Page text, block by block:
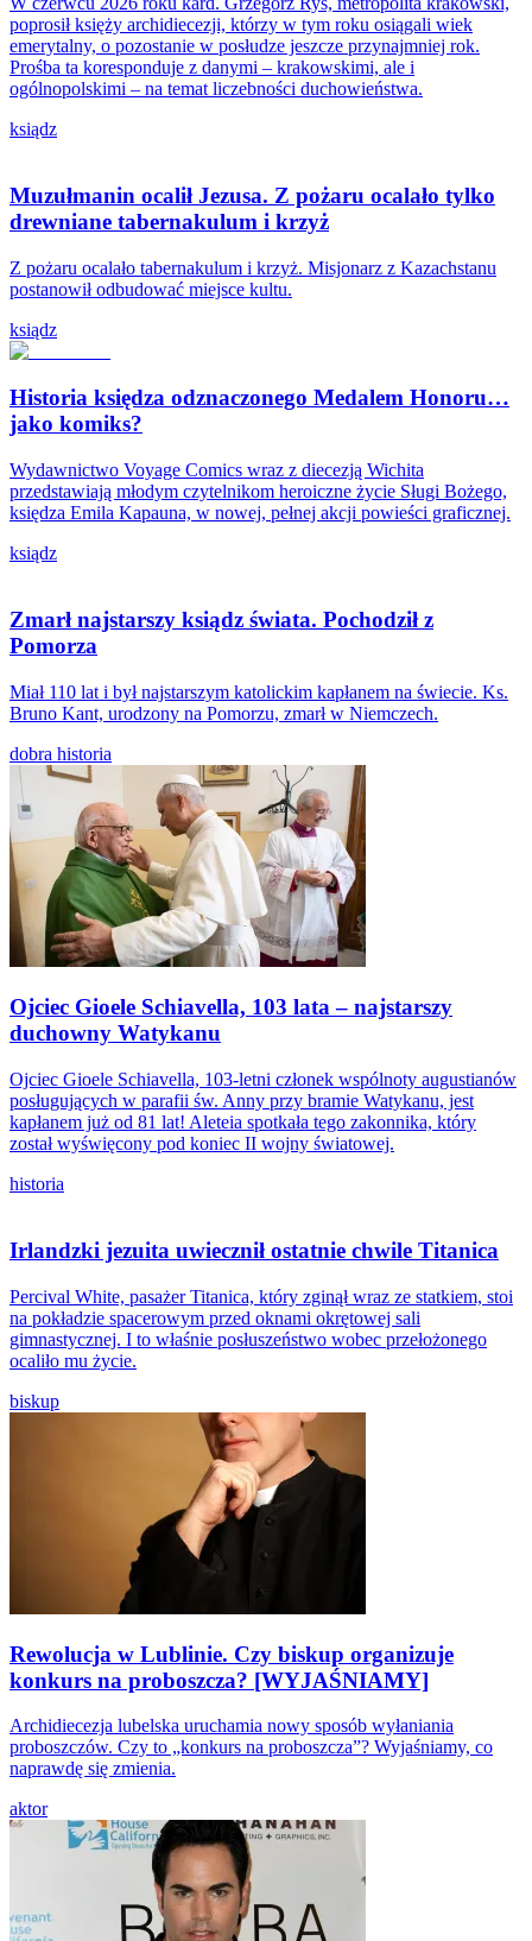
poprosił księży archidiecezji, którzy w tym roku osiągali wiek
emerytalny, o pozostanie w posłudze jeszcze przynajmniej rok.
Prośba ta koresponduje z danymi – krakowskimi, ale i
ogólnopolskimi – na temat liczebności duchowieństwa.
ksiądz
Muzułmanin ocalił Jezusa. Z pożaru ocalało tylko
drewniane tabernakulum i krzyż
Z pożaru ocalało tabernakulum i krzyż. Misjonarz z Kazachstanu
postanowił odbudować miejsce kultu.
ksiądz
Historia księdza odznaczonego Medalem Honoru…
jako komiks?
Wydawnictwo Voyage Comics wraz z diecezją Wichita
przedstawiają młodym czytelnikom heroiczne życie Sługi Bożego,
księdza Emila Kapauna, w nowej, pełnej akcji powieści graficznej.
ksiądz
Zmarł najstarszy ksiądz świata. Pochodził z
Pomorza
Miał 110 lat i był najstarszym katolickim kapłanem na świecie. Ks.
Bruno Kant, urodzony na Pomorzu, zmarł w Niemczech.
dobra historia
Ojciec Gioele Schiavella, 103 lata – najstarszy
duchowny Watykanu
Ojciec Gioele Schiavella, 103-letni członek wspólnoty augustianów
posługujących w parafii św. Anny przy bramie Watykanu, jest
kapłanem już od 81 lat! Aleteia spotkała tego zakonnika, który
został wyświęcony pod koniec II wojny światowej.
historia
Irlandzki jezuita uwiecznił ostatnie chwile Titanica
Percival White, pasażer Titanica, który zginął wraz ze statkiem, stoi
na pokładzie spacerowym przed oknami okrętowej sali
gimnastycznej. I to właśnie posłuszeństwo wobec przełożonego
ocaliło mu życie.
biskup
Rewolucja w Lublinie. Czy biskup organizuje
konkurs na proboszcza? [WYJAŚNIAMY]
Archidiecezja lubelska uruchamia nowy sposób wyłaniania
proboszczów. Czy to „konkurs na proboszcza”? Wyjaśniamy, co
naprawdę się zmienia.
aktor